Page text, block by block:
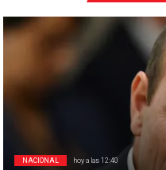
NACIONAL hoy a las 12:40